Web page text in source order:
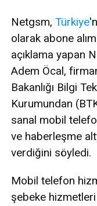
Netgsm, Türkiye
olarak abone
açıklama yapan
Adem Öcal,
Bakanlığı Bilgi
Kurumundan
sanal mobil
ve haberleşme
verdiğini söyledi.
Mobil telefon
şebeke